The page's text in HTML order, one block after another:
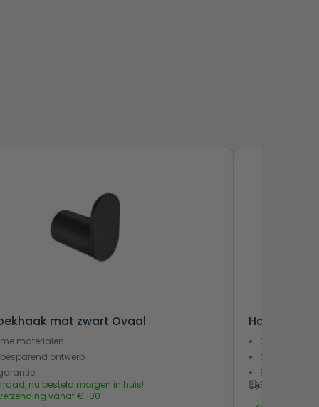
mat zwart Ovaal
materialen
ontwerp
nu besteld morgen in huis!
vanaf € 100
5 jaar
Bijna
in huis!